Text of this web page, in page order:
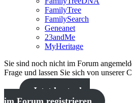
FamilyTree
FamilySearch
Geneanet
23andMe
MyHeritage
Sie sind noch nicht im Forum
Frage und lassen Sie sich von unserer
Jetzt kostenlos
im Forum registrieren